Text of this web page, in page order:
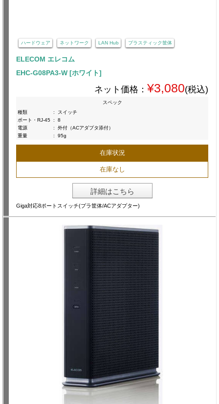
ハードウェア ネットワーク LAN Hub プラスティック筐体
ELECOM エレコム
EHC-G08PA3-W [ホワイト]
ネット価格： ¥3,080(税込)
スペック
種類
:
スイッチ
ポート・RJ-45 :
8
電源
:
外付（ACアダプタ添付）
重量
: 95g
在庫状況
在庫なし
詳細はこちら
Giga対応8ポートスイッチ(プラ筐体/ACアダプター)